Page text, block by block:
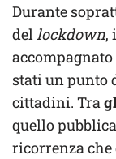
Durante
del lockdown,
accompagnato
stati un punto
cittadini. Tra
quello
ricorrenza